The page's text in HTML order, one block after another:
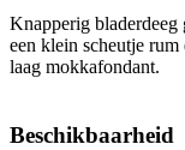
Knapperig bladerdeeg
een klein scheutje
laag mokkafondant.
Beschikbaarheid